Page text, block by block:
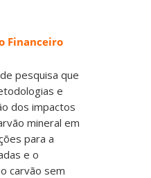
Financeiro
pesquisa que
e
dos impactos
mineral em
para a
e o
carvão sem